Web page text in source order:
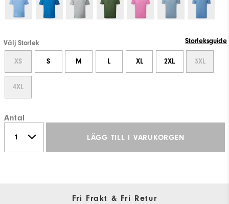
Välj Storlek Storleksguide
XS S M L XL 2XL 3XL
4XL
Antal
LÄGG TILL I VARUKORGEN
Fri Frakt & Fri Retur